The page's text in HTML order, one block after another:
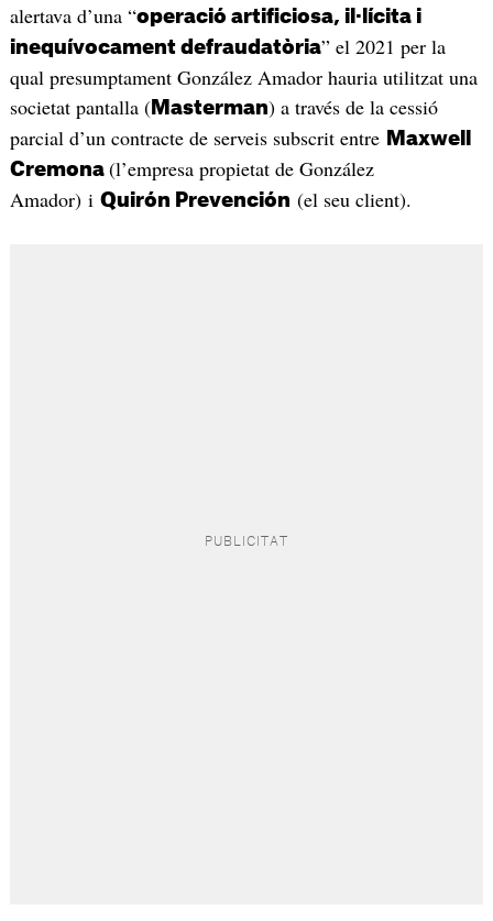
alertava d’una “operació artificiosa, il·lícita i
inequívocament defraudatòria” el 2021 per la
qual presumptament González Amador hauria utilitzat una
societat pantalla (Masterman) a través de la cessió
parcial d’un contracte de serveis subscrit entre Maxwell
Cremona (l’empresa propietat de González
Amador) i Quirón Prevención (el seu client).